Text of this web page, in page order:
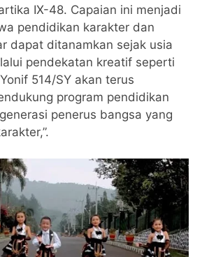
IX-48. Capaian ini menjadi
pendidikan karakter dan
dapat ditanamkan sejak usia
pendekatan kreatif seperti
514/SY akan terus
program pendidikan
penerus bangsa yang